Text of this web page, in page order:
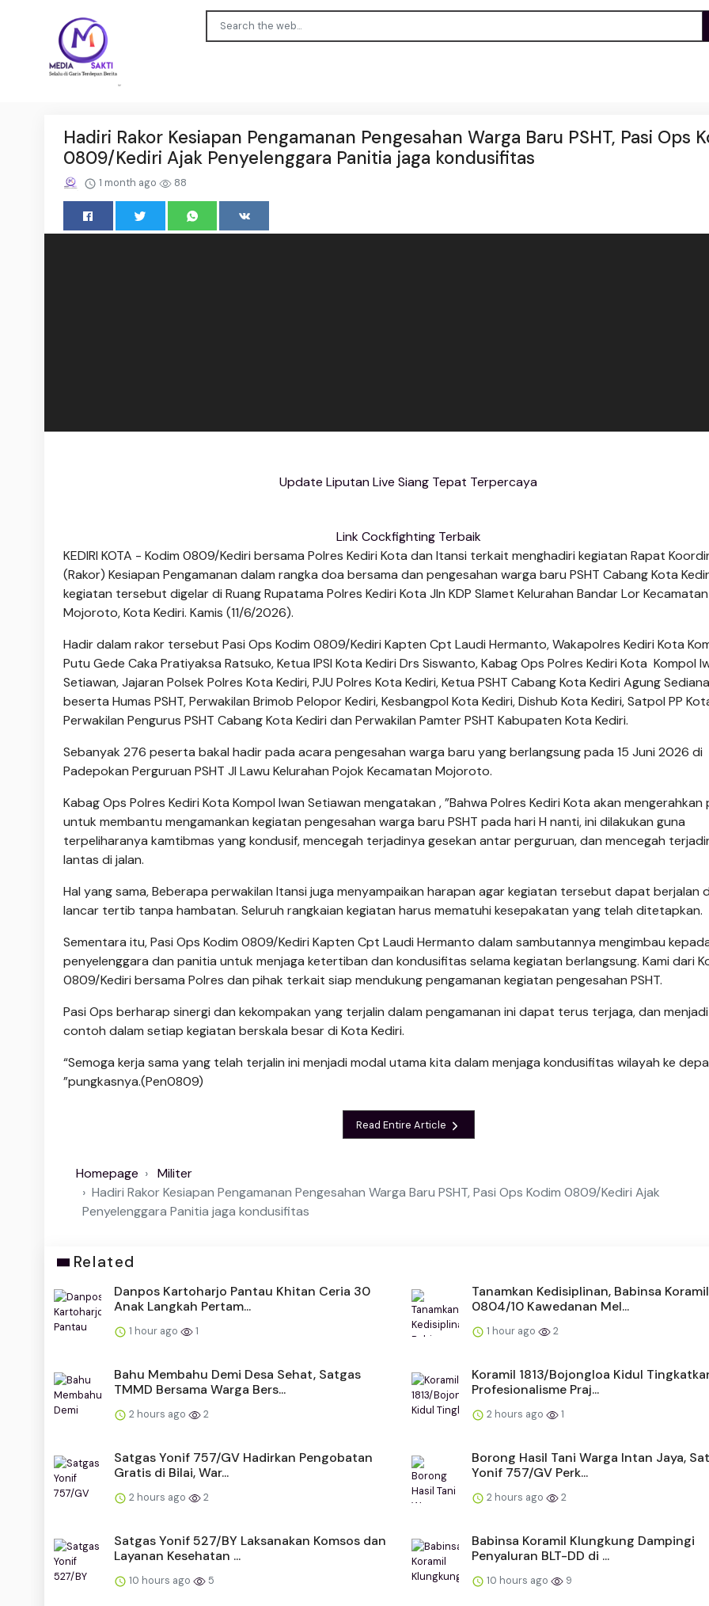
Hadiri Rakor Kesiapan Pengamanan Pengesahan Warga Baru PSHT, Pasi Ops
0809/Kediri Ajak Penyelenggara Panitia jaga kondusifitas
1 month ago 88
Update Liputan Live Siang Tepat Terpercaya
Link Cockfighting Terbaik
KEDIRI KOTA - Kodim 0809/Kediri bersama Polres Kediri Kota dan Itansi terkait menghadiri kegiatan Rapat
(Rakor) Kesiapan Pengamanan dalam rangka doa bersama dan pengesahan warga baru PSHT Cabang Kota
kegiatan tersebut digelar di Ruang Rupatama Polres Kediri Kota Jln KDP Slamet Kelurahan Bandar Lor Kecamatan
Mojoroto, Kota Kediri. Kamis (11/6/2026).
Hadir dalam rakor tersebut Pasi Ops Kodim 0809/Kediri Kapten Cpt Laudi Hermanto, Wakapolres Kediri Kota
Putu Gede Caka Pratiyaksa Ratsuko, Ketua IPSI Kota Kediri Drs Siswanto, Kabag Ops Polres Kediri Kota Kompol
Setiawan, Jajaran Polsek Polres Kota Kediri, PJU Polres Kota Kediri, Ketua PSHT Cabang Kota Kediri Agung Sediana
beserta Humas PSHT, Perwakilan Brimob Pelopor Kediri, Kesbangpol Kota Kediri, Dishub Kota Kediri, Satpol PP
Perwakilan Pengurus PSHT Cabang Kota Kediri dan Perwakilan Pamter PSHT Kabupaten Kota Kediri.
Sebanyak 276 peserta bakal hadir pada acara pengesahan warga baru yang berlangsung pada 15 Juni 2026 di
Padepokan Perguruan PSHT Jl Lawu Kelurahan Pojok Kecamatan Mojoroto.
Kabag Ops Polres Kediri Kota Kompol Iwan Setiawan mengatakan , ”Bahwa Polres Kediri Kota akan mengerahkan
untuk membantu mengamankan kegiatan pengesahan warga baru PSHT pada hari H nanti, ini dilakukan guna
terpeliharanya kamtibmas yang kondusif, mencegah terjadinya gesekan antar perguruan, dan mencegah
lantas di jalan.
Hal yang sama, Beberapa perwakilan Itansi juga menyampaikan harapan agar kegiatan tersebut dapat berjalan
lancar tertib tanpa hambatan. Seluruh rangkaian kegiatan harus mematuhi kesepakatan yang telah ditetapkan.
Sementara itu, Pasi Ops Kodim 0809/Kediri Kapten Cpt Laudi Hermanto dalam sambutannya mengimbau
penyelenggara dan panitia untuk menjaga ketertiban dan kondusifitas selama kegiatan berlangsung. Kami dari
0809/Kediri bersama Polres dan pihak terkait siap mendukung pengamanan kegiatan pengesahan PSHT.
Pasi Ops berharap sinergi dan kekompakan yang terjalin dalam pengamanan ini dapat terus terjaga, dan menjadi
contoh dalam setiap kegiatan berskala besar di Kota Kediri.
“Semoga kerja sama yang telah terjalin ini menjadi modal utama kita dalam menjaga kondusifitas wilayah ke
”pungkasnya.(Pen0809)
Read Entire Article
Homepage
Militer
Hadiri Rakor Kesiapan Pengamanan Pengesahan Warga Baru PSHT, Pasi Ops Kodim 0809/Kediri Ajak
Penyelenggara Panitia jaga kondusifitas
Related
Danpos Kartoharjo Pantau Khitan Ceria 30
Anak Langkah Pertam...
1 hour ago 1
Tanamkan Kedisiplinan, Babinsa Koramil
0804/10 Kawedanan Mel...
1 hour ago 2
Bahu Membahu Demi Desa Sehat, Satgas
TMMD Bersama Warga Bers...
2 hours ago 2
Koramil 1813/Bojongloa Kidul
Profesionalisme Praj...
2 hours ago 1
Satgas Yonif 757/GV Hadirkan Pengobatan
Gratis di Bilai, War...
2 hours ago 2
Borong Hasil Tani Warga Intan Jaya,
Yonif 757/GV Perk...
2 hours ago 2
Satgas Yonif 527/BY Laksanakan Komsos dan
Layanan Kesehatan ...
10 hours ago 5
Babinsa Koramil Klungkung Dampingi
Penyaluran BLT-DD di ...
10 hours ago 9